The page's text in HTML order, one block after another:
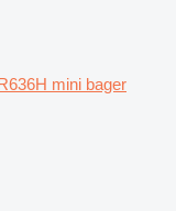
mini bager